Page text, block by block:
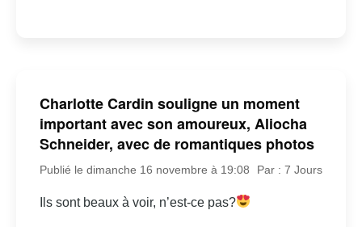
Charlotte Cardin souligne un moment
important avec son amoureux, Aliocha
Schneider, avec de romantiques photos
Publié le dimanche 16 novembre à 19:08 Par : 7 Jours
Ils sont beaux à voir, n’est-ce pas?